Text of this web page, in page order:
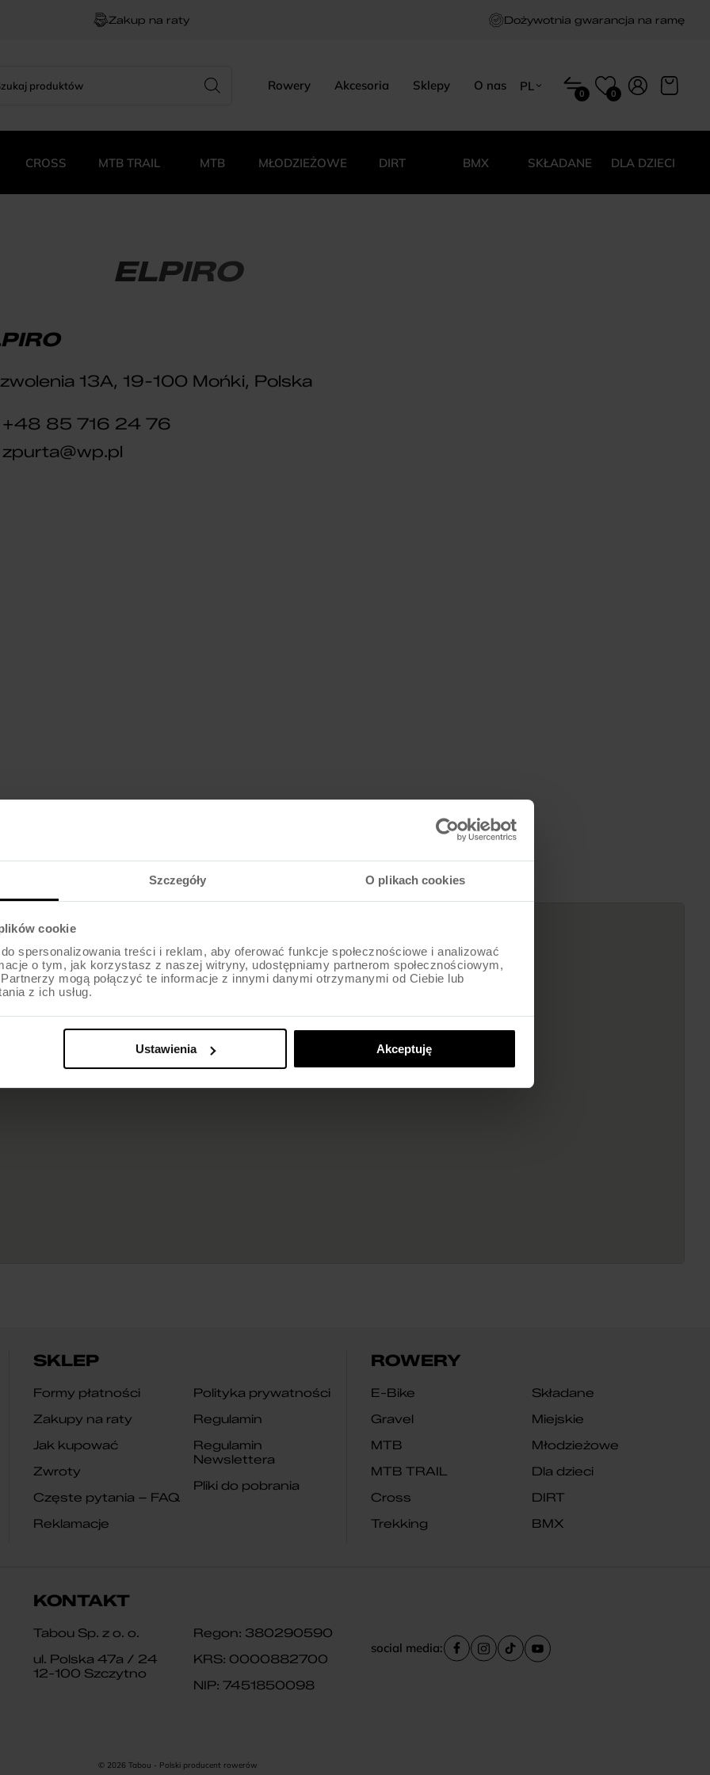
Szczegóły O plikach cookies
cookie
spersonalizowania treści i reklam, aby oferować funkcje społecznościowe i analizować
o tym, jak korzystasz z naszej witryny, udostępniamy partnerom społecznościowym,
mogą połączyć te informacje z innymi danymi otrzymanymi od Ciebie lub
z ich usług.
Ustawienia Akceptuję
Zakup na raty Dożywotnia gwarancja na ramę
Rowery Akcesoria Sklepy O nas
PL
0 0
CROSS MTB TRAIL MTB MŁODZIEŻOWE DIRT BMX SKŁADANE DLA DZIECI
ELPIRO
13A, 19-100 Mońki, Polska
+48 85 716 24 76
zpurta@wp.pl
SKLEP
Formy płatności
Zakupy na raty
Jak kupować
Zwroty
Częste pytania – FAQ
Reklamacje
Polityka prywatności
Regulamin
Regulamin
Newslettera
Pliki do pobrania
ROWERY
E-Bike
Gravel
MTB
MTB TRAIL
Cross
Trekking
Składane
Miejskie
Młodzieżowe
Dla dzieci
DIRT
BMX
KONTAKT
Tabou Sp. z o. o.
ul. Polska 47a / 24
12-100 Szczytno
Regon: 380290590
KRS: 0000882700
NIP: 7451850098
social media:
© 2026 Tabou - Polski producent rowerów